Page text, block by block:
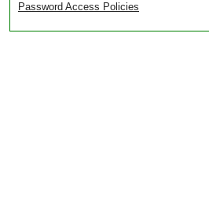
Password Access Policies